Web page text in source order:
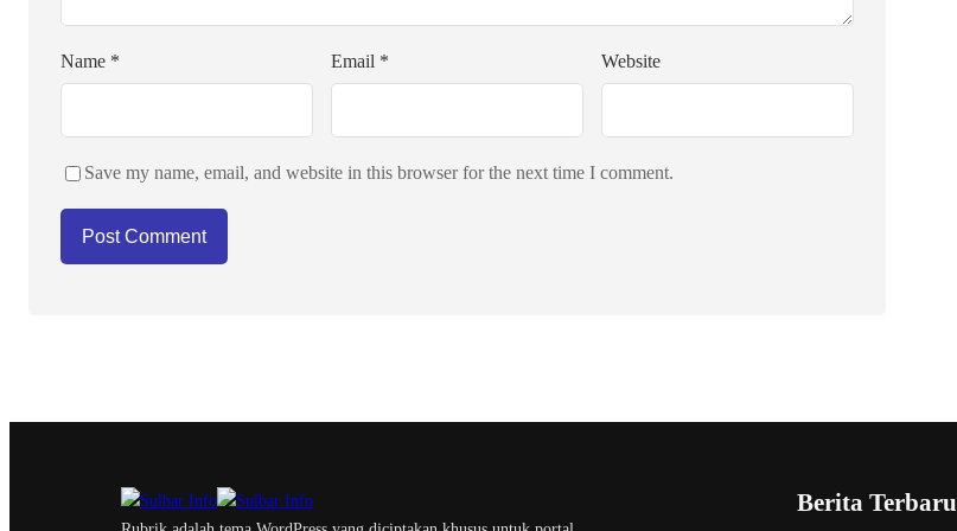
Name * Email * Website
Save my name, email, and website in this browser for the next time I comment.
Berita Terbaru